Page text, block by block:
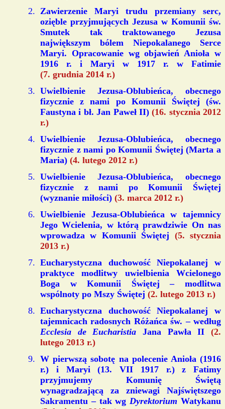
Zawierzenie Maryi trudu przemiany serc,
ozięble przyjmujących Jezusa w Komunii św.
Smutek tak traktowanego Jezusa
największym bólem Niepokalanego Serce
Maryi. Opracowanie wg objawień Anioła w
1916 r. i Maryi w 1917 r. w Fatimie
(7. grudnia 2014 r.)
Uwielbienie Jezusa-Oblubieńca, obecnego
fizycznie z nami po Komunii Świętej (św.
Faustyna i bł. Jan Paweł II)(16. stycznia 2012
r.)
Uwielbienie Jezusa-Oblubieńca, obecnego
fizycznie z nami po Komunii Świętej (Marta a
Maria) (4. lutego 2012 r.)
Uwielbienie Jezusa-Oblubieńca, obecnego
fizycznie z nami po Komunii Świętej
(wyznanie miłości) (3. marca 2012 r.)
Uwielbienie Jezusa-Oblubieńca w tajemnicy
Jego Wcielenia, w którą prawdziwie On nas
wprowadza w Komunii Świętej (5. stycznia
2013 r.)
Eucharystyczna duchowość Niepokalanej w
praktyce modlitwy uwielbienia Wcielonego
Boga w Komunii Świętej – modlitwa
wspólnoty po Mszy Świętej (2. lutego 2013 r.)
Eucharystyczna duchowość Niepokalanej w
tajemnicach radosnych Różańca św. – według
Ecclesia de Eucharistia Jana Pawła II(2.
lutego 2013 r.)
W pierwszą sobotę na polecenie Anioła (1916
r.) i Maryi (13. VII 1917 r.) z Fatimy
przyjmujemy Komunię Świętą
wynagradzającą za zniewagi Najświętszego
Sakramentu – tak wgDyrektorium Watykanu